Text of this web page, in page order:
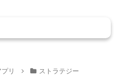
リ ストラテジー